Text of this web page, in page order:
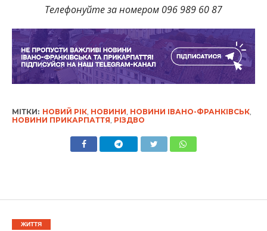
Телефонуйте за номером 096 989 60 87
МІТКИ: НОВИЙ РІК, НОВИНИ, НОВИНИ ІВАНО-ФРАНКІВСЬК,
НОВИНИ ПРИКАРПАТТЯ, РІЗДВО
ЖИТТЯ